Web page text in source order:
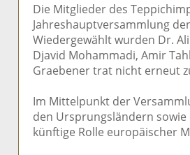
Die Mitglieder des
Jahreshauptversammlung
Wiedergewählt wurden Dr. Ali
Djavid Mohammadi, Amir
Graebener trat nicht erneut
Im Mittelpunkt der
den Ursprungsländern
künftige Rolle europäischer